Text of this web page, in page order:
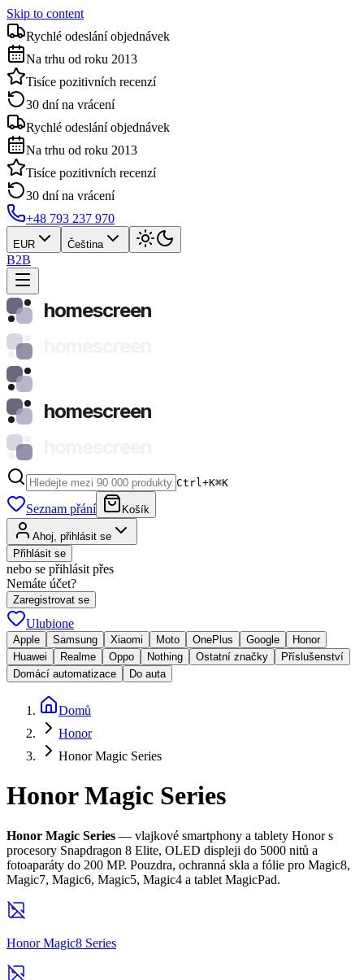
Skip to content
Rychlé odeslání objednávek
Na trhu od roku 2013
Tisíce pozitivních recenzí
30 dní na vrácení
Rychlé odeslání objednávek
Na trhu od roku 2013
Tisíce pozitivních recenzí
30 dní na vrácení
+48 793 237 970
EUR Čeština
B2B
homescreen
homescreen
Ctrl+K⌘K
Seznam přání Košík
Ahoj, přihlásit se
Přihlásit se
nebo se přihlásit přes
Nemáte účet?
Zaregistrovat se
Ulubione
Apple Samsung Xiaomi Moto OnePlus Google
Honor
Huawei
Realme Oppo Nothing Ostatní značky
Příslušenství
Domácí automatizace
Do auta
Domů
Honor
Honor Magic Series
Honor Magic Series
Honor Magic Series — vlajkové smartphony a tablety Honor s
procesory Snapdragon 8 Elite, OLED displeji do 5000 nitů a
fotoaparáty do 200 MP. Pouzdra, ochranná skla a fólie pro Magic8,
Magic7, Magic6, Magic5, Magic4 a tablet MagicPad.
Honor Magic8 Series